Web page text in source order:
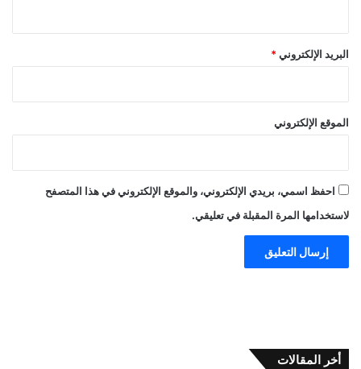
البريد الإلكتروني *
الموقع الإلكتروني
احفظ اسمي، بريدي الإلكتروني، والموقع الإلكتروني في هذا المتصفح
لاستخدامها المرة المقبلة في تعليقي.
أخر المقالات